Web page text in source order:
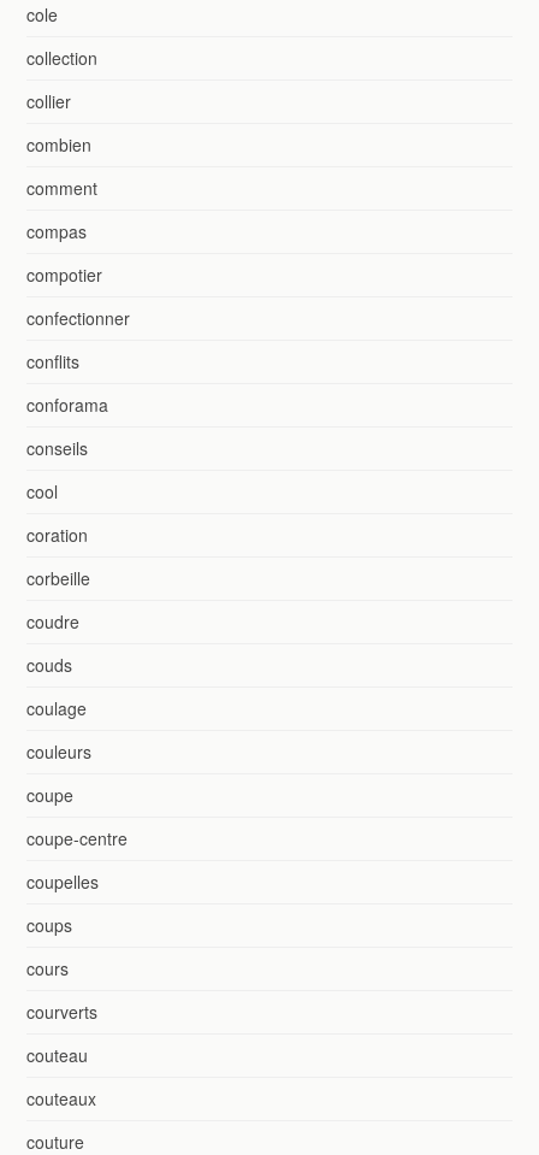
cole
collection
collier
combien
comment
compas
compotier
confectionner
conflits
conforama
conseils
cool
coration
corbeille
coudre
couds
coulage
couleurs
coupe
coupe-centre
coupelles
coups
cours
courverts
couteau
couteaux
couture